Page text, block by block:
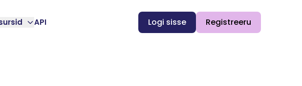
API Logi sisse Registreeru